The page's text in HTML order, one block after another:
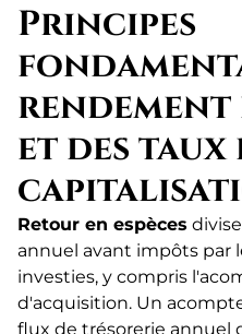
Principes
rendement
et des taux
Retour en espèces
annuel avant impôts par
investies, y compris
d'acquisition. Un
flux de trésorerie annuel